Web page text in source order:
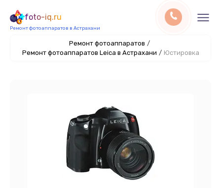
foto-iq.ru
Ремонт фотоаппаратов в Астрахани
Ремонт фотоаппаратов /
Ремонт фотоаппаратов Leica в Астрахани / Юстировка